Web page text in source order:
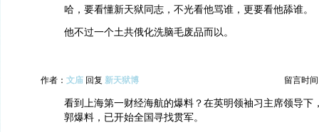
哈，要看懂新天狱同志，不光看他骂谁，更要看他舔谁。
他不过一个土共俄化洗脑毛废品而以。
作者： 文庙 回复 新天狱博 留言时间
看到上海第一财经海航的爆料？在英明领袖习主席领导下
郭爆料，已开始全国寻找贯军。